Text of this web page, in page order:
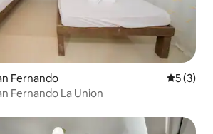
Fernando
5 (3)
Fernando La Union